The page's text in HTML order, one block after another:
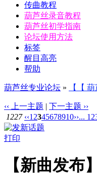
传曲教程
葫芦丝录音教程
葫芦丝初学指南
论坛使用方法
标签
醒目高亮
帮助
葫芦丝专业论坛 » 【【
‹‹ 上一主题 | 下一主题 ››
1227 ‹‹1 2345678910››...
打印
【新曲发